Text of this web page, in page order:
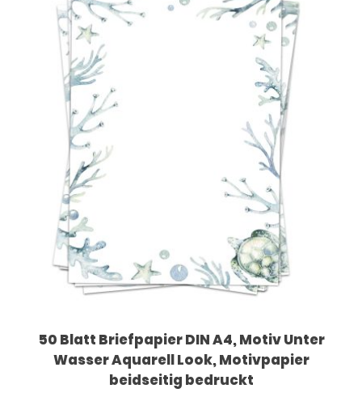
50 Blatt Briefpapier DIN A4, Motiv Unter
Wasser Aquarell Look, Motivpapier
beidseitig bedruckt